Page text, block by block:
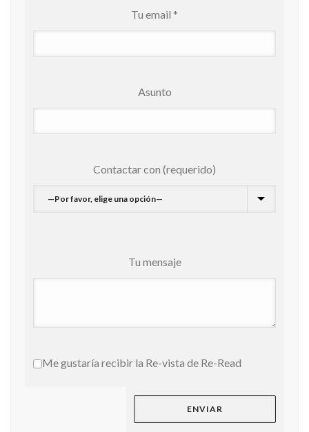
Tu email *
Asunto
Contactar con (requerido)
Tu mensaje
Me gustaría recibir la Re-vista de Re-Read